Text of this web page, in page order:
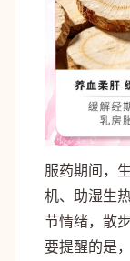
服药期间，
机、助湿生
节情绪，散
要提醒的是